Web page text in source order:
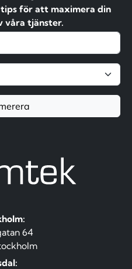
för att maximera din
våra tjänster.
64